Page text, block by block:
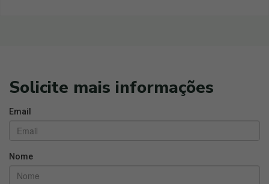
Solicite mais informações
Email
Nome